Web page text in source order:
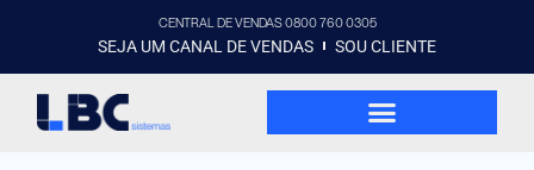
CENTRAL DE VENDAS 0800 760 0305
SEJA UM CANAL DE VENDAS SOU CLIENTE